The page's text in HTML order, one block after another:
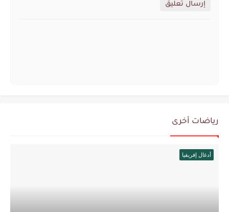
إرسال تعليق
رياضات أخرى
أدغال إفريقيا